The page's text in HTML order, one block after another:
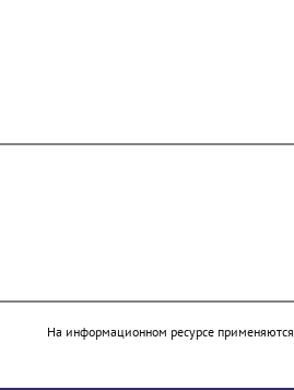
На информационном ресурсе применяются